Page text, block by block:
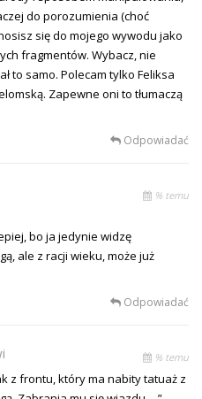
do porozumienia (choć
się do mojego wywodu jako
fragmentów. Wybacz, nie
to samo. Polecam tylko Feliksa
Zapewne oni to tłumaczą
Odpowiadać
% temu
bo ja jedynie widzę
ale z racji wieku, może już
Odpowiadać
% temu
z frontu, który ma nabity tatuaż z